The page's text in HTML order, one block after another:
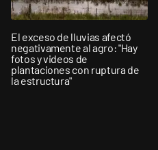
El exceso de lluvias afectó
negativamente al agro: "Hay
fotos y videos de
plantaciones con ruptura de
la estructura"